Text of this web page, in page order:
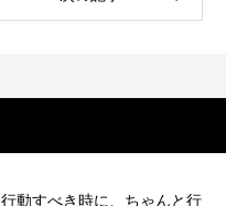
行動すべき時に、ちゃんと行